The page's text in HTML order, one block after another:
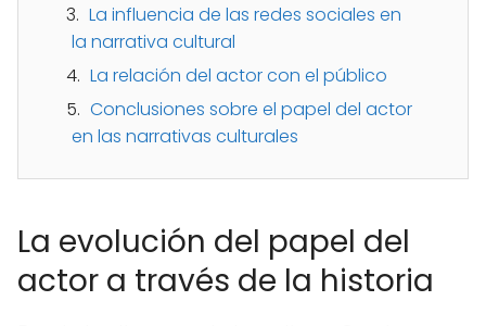
La influencia de las redes sociales en
la narrativa cultural
La relación del actor con el público
Conclusiones sobre el papel del actor
en las narrativas culturales
La evolución del papel del
actor a través de la historia